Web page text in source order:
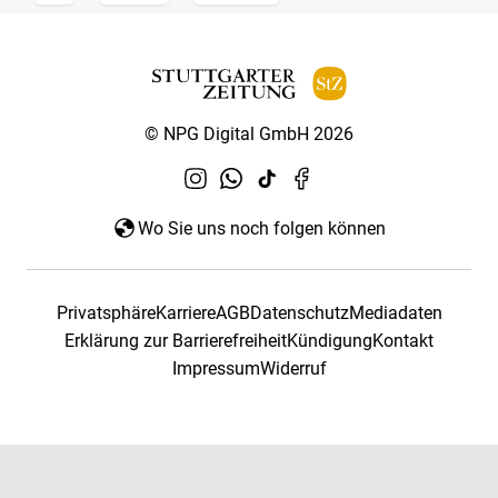
© NPG Digital GmbH 2026
Wo Sie uns noch folgen können
PrivatsphäreKarriereAGBDatenschutzMediadaten
Erklärung zur BarrierefreiheitKündigungKontakt
ImpressumWiderruf